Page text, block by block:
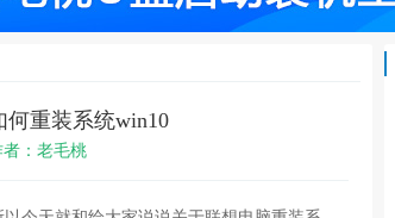
重装系统win10
者：老毛桃